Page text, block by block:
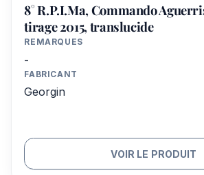
8° R.P.I.Ma, Commando
tirage 2015, translucide
REMARQUES
-
FABRICANT
Georgin
VOIR LE PRODUIT